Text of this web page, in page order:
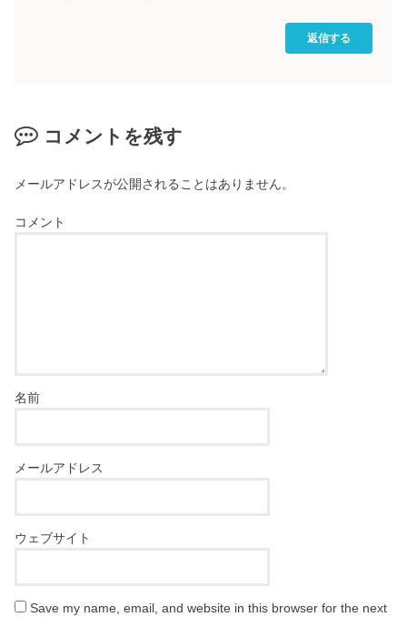
返信する
コメントを残す
メールアドレスが公開されることはありません。
コメント
名前
メールアドレス
ウェブサイト
Save my name, email, and website in this browser for the next